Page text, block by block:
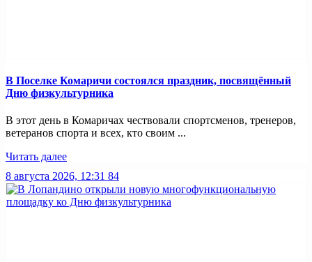
В Поселке Комаричи состоялся праздник, посвящённый
Дню физкультурника
В этот день в Комаричах чествовали спортсменов, тренеров,
ветеранов спорта и всех, кто своим ...
Читать далее
8 августа 2026, 12:31 84